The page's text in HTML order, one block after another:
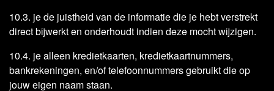
10.3. je de juistheid van de informatie die je hebt verstrekt
direct bijwerkt en onderhoudt indien deze mocht wijzigen.
10.4. je alleen kredietkaarten, kredietkaartnummers,
bankrekeningen, en/of telefoonnummers gebruikt die op
jouw eigen naam staan.